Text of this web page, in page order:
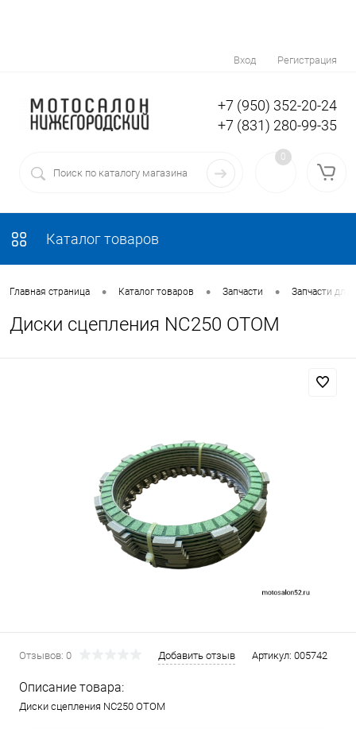
Вход Регистрация
+7 (950) 352-20-24
+7 (831) 280-99-35
0
Каталог товаров
Главная страница • Каталог товаров • Запчасти • Запчасти для
Диски сцепления NС250 ОТОМ
Отзывов: 0 Добавить отзыв Артикул: 005742
Описание товара:
Диски сцепления NС250 ОТОМ